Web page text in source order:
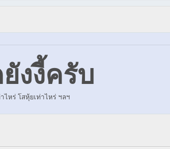
งงี้ครับ
หร่ โสหุ้ยเท่าไหร่ ฯลฯ